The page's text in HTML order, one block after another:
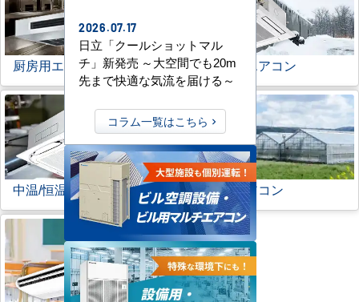
厨房用エアコン 寒冷地用エアコン
中温/恒温用エアコン 農業用エアコン
2026.07.17
日立「クールショットマル
チ」新発売 ～大空間でも20m
先まで快適な気流を届ける～
コラム一覧はこちら